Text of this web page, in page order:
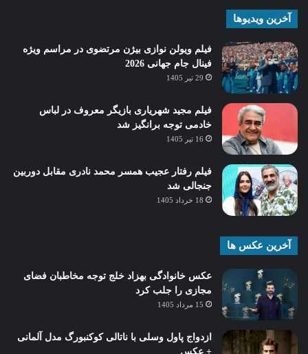
آخرین ویدیوها
فیلم ویولن نوازی بیژن مرتضوی در مراسم ویژه
فینال جام جهانی 2026
29 تیر 1405
فیلم مجید شهریاری بازیگر معروف در لباس
خادمی توجه برانگیز شد
16 تیر 1405
فیلم رفتار عجیب همسر محمد نادری مقابل دوربین
جنجالی شد
18 خرداد 1405
آخرین عکس ها
عکس خانوادگی بهزاد خلج توجه مخاطبان فضای
مجازی را جلب کرد
15 مرداد 1405
ازدواج پاول وسلی با ناتالی کوکنبورگ مدل آلمانی
+ عکس